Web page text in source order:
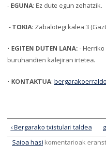
- EGUNA: Ez dute egun zehatzik.
- TOKIA: Zabalotegi kalea 3
• EGITEN DUTEN LANA: -
buruhandien kalejiran irtetea.
• KONTAKTUA:
‹ Bergarako txistulari taldea
Saioa hasi komentarioak